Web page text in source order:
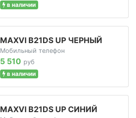
в наличии
MAXVI B21DS UP ЧЕРНЫЙ
Мобильный телефон
5 510 руб
в наличии
MAXVI B21DS UP СИНИЙ